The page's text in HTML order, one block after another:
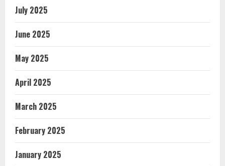
July 2025
June 2025
May 2025
April 2025
March 2025
February 2025
January 2025